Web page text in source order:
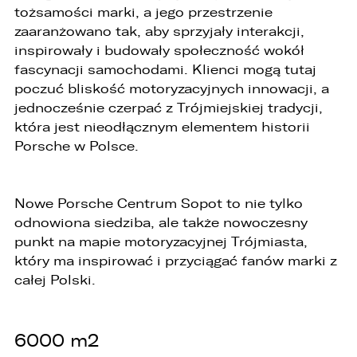
tożsamości marki, a jego przestrzenie
zaaranżowano tak, aby sprzyjały interakcji,
inspirowały i budowały społeczność wokół
fascynacji samochodami. Klienci mogą tutaj
poczuć bliskość motoryzacyjnych innowacji, a
jednocześnie czerpać z Trójmiejskiej tradycji,
która jest nieodłącznym elementem historii
Porsche w Polsce.
Nowe Porsche Centrum Sopot to nie tylko
odnowiona siedziba, ale także nowoczesny
punkt na mapie motoryzacyjnej Trójmiasta,
który ma inspirować i przyciągać fanów marki z
całej Polski.
6000 m2
przetwarzania danych w ramach wykonywania
swoich obowiązków służbowych,
3. podmioty, którym Administrator zleca
wykonanie czynności, z którymi wiąże się
konieczność przetwarzania danych (podmioty
przetwarzające).
1. Państwa dane będą przechowywane przez
Administratora przez okres nie dłuższy niż
wymagają tego przepisy prawa lub do czasu
2. Posiadają Państwo prawo do żądania od
administratora dostępu do danych osobowych,
ich sprostowania, usunięcia lub ograniczenia
przetwarzania, a także prawo sprzeciwu,
żądania zaprzestania przetwarzania i
przenoszenia danych, jak również prawo do
jej cofnięciem